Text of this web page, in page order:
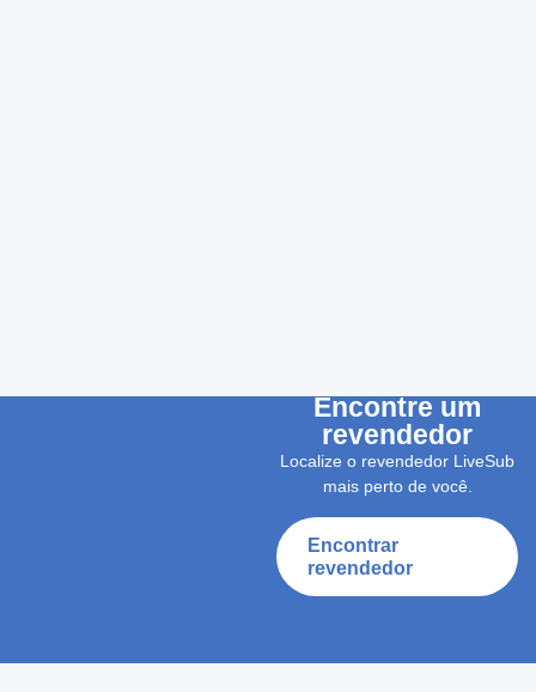
Encontre um
revendedor
Localize o revendedor LiveSub
mais perto de você.
Encontrar
revendedor